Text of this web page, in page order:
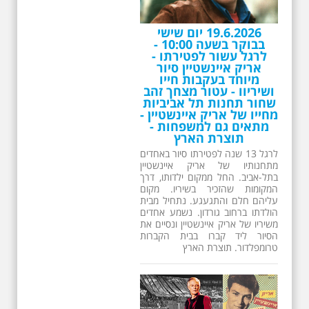
26.6.2026 - שישי בבוקר
ב 10:00 אריק איינשטיין
סיור מיוחד בעקבות חייו
ושיריו - עטור מצחך זהב
שחור תחנות תל אביביות
מחייו של אריק איינשטיין -
מתאים גם למשפחות -
תוצרת הארץ
13 שנים לפטירתו של זמר ענק. סיור
באחדים מתחנותיו של אריק איינשטיין
בתל-אביב. החל ממקום ילדותו, דרך
המקומות שהזכיר בשיריו. מקום
עליהם חלם והתגעגע. נתחיל מבית
הולדתו ברחוב גורדון. נשמע אחדים
משיריו של אריק איינשטיין ונסיים את
הסיור ליד קברו בבית הקברות
טרומפלדור. תוצרת הארץ